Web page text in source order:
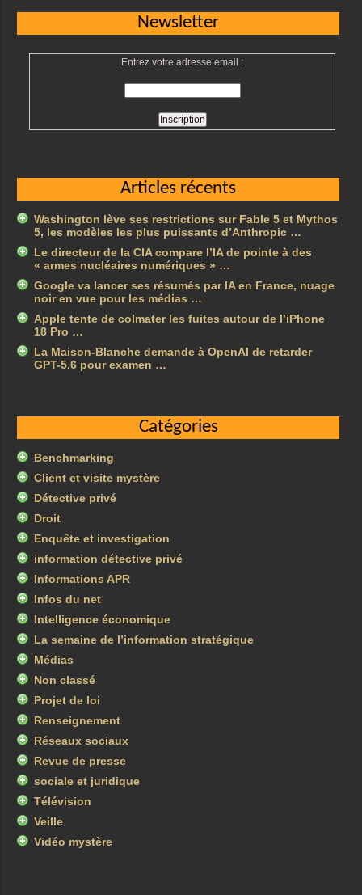
Newsletter
Entrez votre adresse email :
Articles récents
Washington lève ses restrictions sur Fable 5 et Mythos
5, les modèles les plus puissants d’Anthropic …
Le directeur de la CIA compare l’IA de pointe à des
« armes nucléaires numériques » …
Google va lancer ses résumés par IA en France, nuage
noir en vue pour les médias …
Apple tente de colmater les fuites autour de l’iPhone
18 Pro …
La Maison-Blanche demande à OpenAI de retarder
GPT-5.6 pour examen …
Catégories
Benchmarking
Client et visite mystère
Détective privé
Droit
Enquête et investigation
information détective privé
Informations APR
Infos du net
Intelligence économique
La semaine de l’information stratégique
Médias
Non classé
Projet de loi
Renseignement
Réseaux sociaux
Revue de presse
sociale et juridique
Télévision
Veille
Vidéo mystère